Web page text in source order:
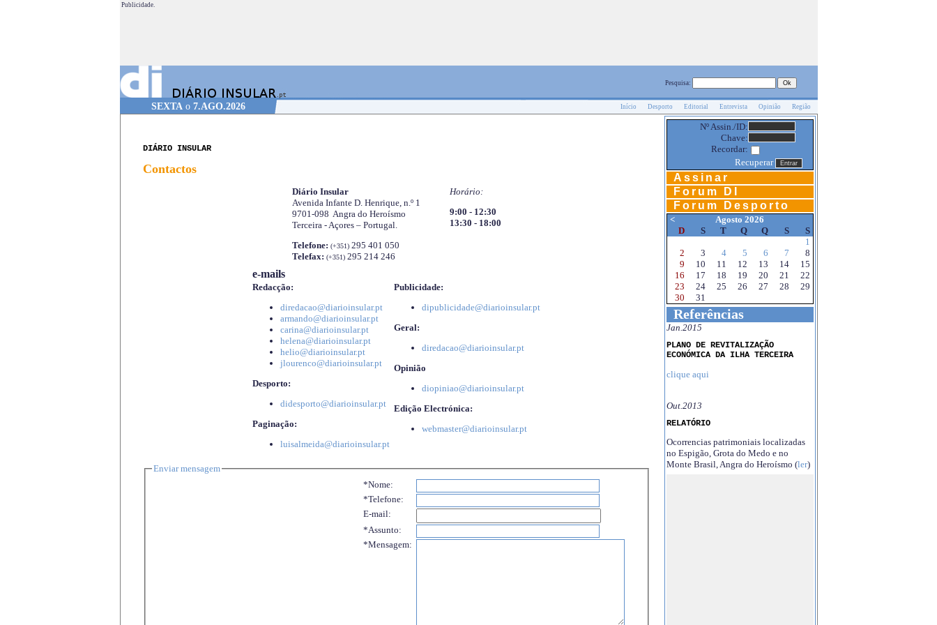
Publicidade.
Pesquisa:
SEXTAo 7.AGO.2026 Início Desporto Editorial Entrevista Opinião Região
DIÁRIO INSULAR
Contactos
Diário Insular
Avenida Infante D. Henrique, n.º 1
9701-098 Angra do Heroísmo
Terceira - Açores – Portugal.
Telefone: (+351)295 401 050
Telefax: (+351)295 214 246
Horário:
9:00 - 12:30
13:30 - 18:00
e-mails
Redacção:
diredacao@diarioinsular.pt
armando@diarioinsular.pt
carina@diarioinsular.pt
helena@diarioinsular.pt
helio@diarioinsular.pt
jlourenco@diarioinsular.pt
Desporto:
didesporto@diarioinsular.pt
Paginação:
luisalmeida@diarioinsular.pt
Publicidade:
dipublicidade@diarioinsular.pt
Geral:
diredacao@diarioinsular.pt
Opinião
diopiniao@diarioinsular.pt
Edição Electrónica:
webmaster@diarioinsular.pt
Enviar mensagem
*Nome:
*Telefone:
E-mail:
*Assunto:
*Mensagem:
Nº Assin./ID:
Chave:
Recordar:
Recuperar
Assinar
Forum DI
Forum Desporto
<
Agosto 2026
D
S T Q Q S
S
1
2
3 4 5 6 7
8
9
10 11 12 13 14
15
16
17 18 19 20 21
22
23
24 25 26 27 28
29
30
31
Referências
Jan.2015
PLANO DE REVITALIZAÇÃO
ECONÓMICA DA ILHA TERCEIRA
clique aqui
Out.2013
RELATÓRIO
Ocorrencias patrimoniais localizadas
no Espigão, Grota do Medo e no
Monte Brasil, Angra do Heroísmo (ler)